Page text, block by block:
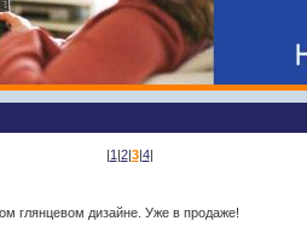
|1 |2|3|4|
глянцевом дизайне. Уже в продаже!